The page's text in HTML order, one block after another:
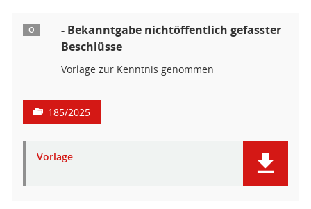
Ö
- Bekanntgabe nichtöffentlich gefasster
Beschlüsse
Vorlage zur Kenntnis genommen
185/2025
Vorlage